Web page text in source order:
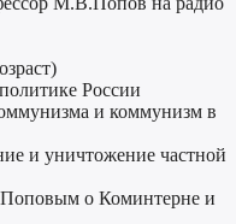
России
и коммунизм в
и уничтожение частной
о Коминтерне и